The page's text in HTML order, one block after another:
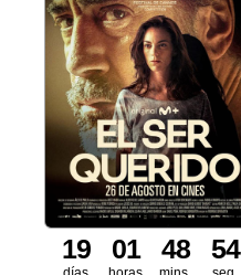
días
19
horas
01
mins.
48
seg.
53